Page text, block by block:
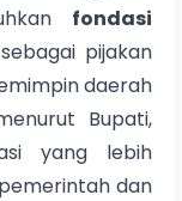
fondasi
pijakan
daerah
Bupati,
yang lebih
dan